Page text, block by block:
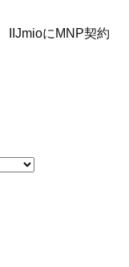
IIJmioにMNP契約